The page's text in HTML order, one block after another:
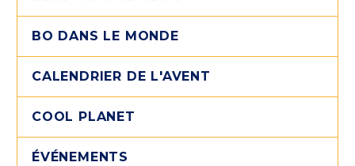
BO DANS LE MONDE
CALENDRIER DE L'AVENT
COOL PLANET
ÉVÉNEMENTS